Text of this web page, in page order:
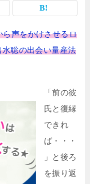
ら声をかけさせるロ
聡の出会い量産法
「前の彼
氏と復縁
できれ
ば・・・
」と後ろ
を振り返